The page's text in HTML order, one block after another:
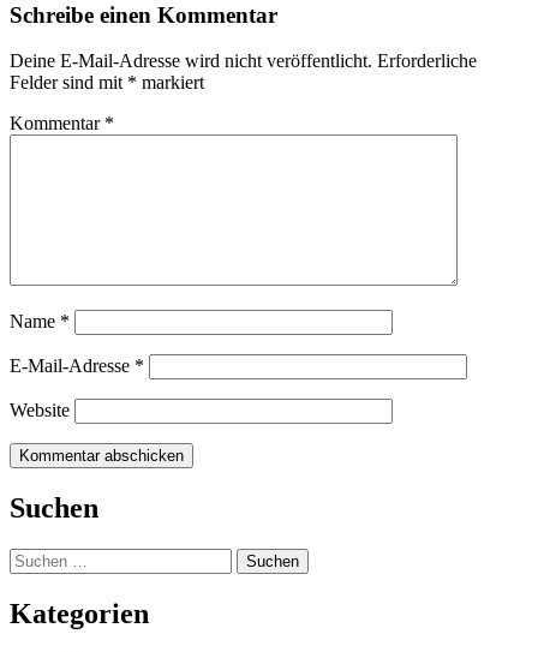
Schreibe einen Kommentar
Deine E-Mail-Adresse wird nicht veröffentlicht. Erforderliche
Felder sind mit * markiert
Kommentar *
Name *
E-Mail-Adresse *
Website
Suchen
Suchen
nach:
Kategorien